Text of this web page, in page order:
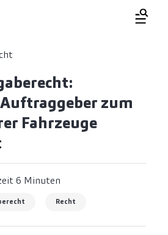
zum
Fahrzeuge
6 Minuten
Recht